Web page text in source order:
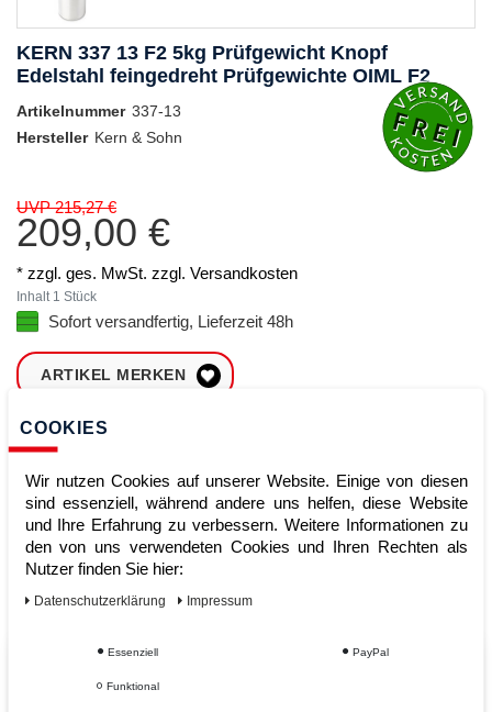
KERN 337 13 F2 5kg Prüfgewicht Knopf
Edelstahl feingedreht Prüfgewichte OIML F2
Artikelnummer 337-13
Hersteller Kern & Sohn
UVP 215,27 €
209,00 €
* zzgl. ges. MwSt. zzgl. Versandkosten
Inhalt 1 Stück
Sofort versandfertig, Lieferzeit 48h
ARTIKEL MERKEN
ZUM WARENKORB
Sofort lieferbar
Kauf auf Rechnung
COOKIES
Wir nutzen Cookies auf unserer Website. Einige von diesen
sind essenziell, während andere uns helfen, diese Website
und Ihre Erfahrung zu verbessern. Weitere Informationen zu
den von uns verwendeten Cookies und Ihren Rechten als
Nutzer finden Sie hier:
Daten­schutz­erklärung Impressum
Essenziell PayPal
Funktional